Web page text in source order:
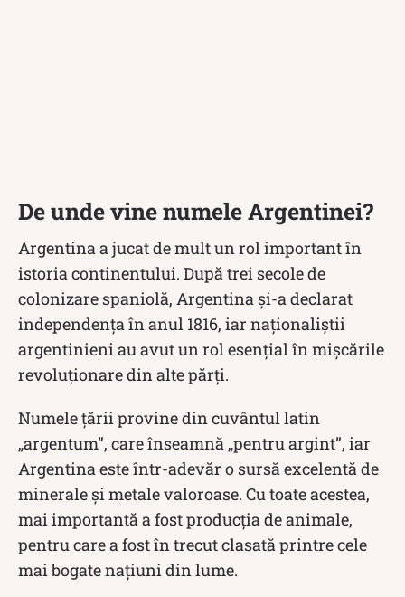
De unde vine numele Argentinei?
Argentina a jucat de mult un rol important în
istoria continentului. După trei secole de
colonizare spaniolă, Argentina și-a declarat
independența în anul 1816, iar naționaliștii
argentinieni au avut un rol esențial în mișcările
revoluționare din alte părți.
Numele țării provine din cuvântul latin
„argentum”, care înseamnă „pentru argint”, iar
Argentina este într-adevăr o sursă excelentă de
minerale și metale valoroase. Cu toate acestea,
mai importantă a fost producția de animale,
pentru care a fost în trecut clasată printre cele
mai bogate națiuni din lume.